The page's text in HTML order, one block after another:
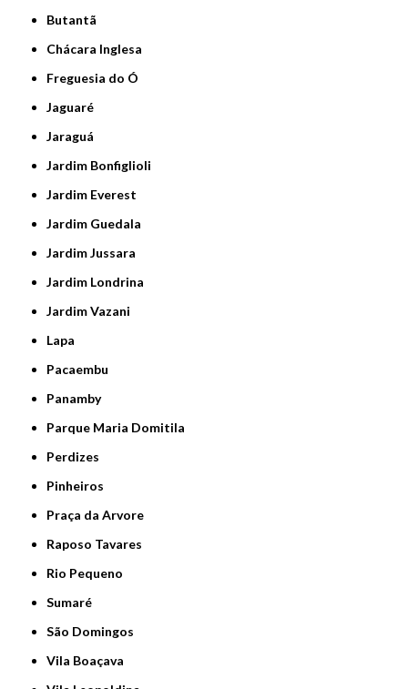
Butantã
Chácara Inglesa
Freguesia do Ó
Jaguaré
Jaraguá
Jardim Bonfiglioli
Jardim Everest
Jardim Guedala
Jardim Jussara
Jardim Londrina
Jardim Vazani
Lapa
Pacaembu
Panamby
Parque Maria Domitila
Perdizes
Pinheiros
Praça da Arvore
Raposo Tavares
Rio Pequeno
Sumaré
São Domingos
Vila Boaçava